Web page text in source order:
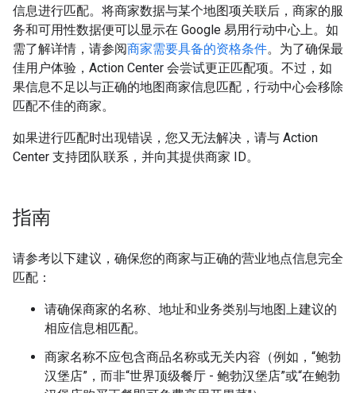
信息进行匹配。将商家数据与某个地图项关联后，商家的服
务和可用性数据便可以显示在 Google 易用行动中心上。如
需了解详情，请参阅商家需要具备的资格条件。为了确保最
佳用户体验，Action Center 会尝试更正匹配项。不过，如
果信息不足以与正确的地图商家信息匹配，行动中心会移除
匹配不佳的商家。
如果进行匹配时出现错误，您又无法解决，请与 Action
Center 支持团队联系，并向其提供商家 ID。
指南
请参考以下建议，确保您的商家与正确的营业地点信息完全
匹配：
请确保商家的名称、地址和业务类别与地图上建议的
相应信息相匹配。
商家名称不应包含商品名称或无关内容（例如，“鲍勃
汉堡店”，而非“世界顶级餐厅 - 鲍勃汉堡店”或“在鲍勃